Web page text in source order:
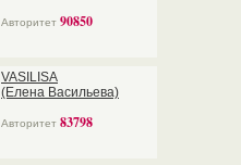
Авторитет 90850
VASILISA
(Елена Васильева)
Авторитет 83798